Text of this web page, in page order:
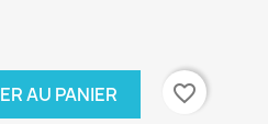
AU PANIER favorite_border